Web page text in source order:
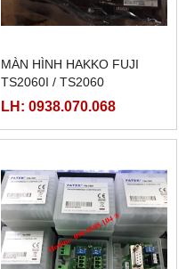
MÀN HÌNH HAKKO FUJI
TS2060I / TS2060
LH: 0938.070.068